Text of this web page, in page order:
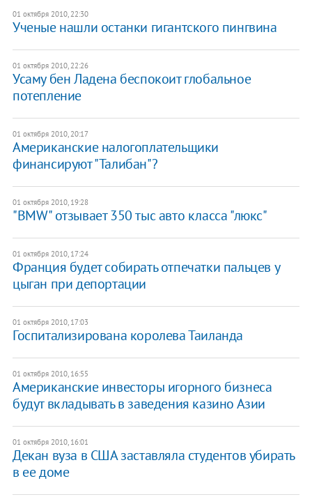
01 октября 2010, 22:30
Ученые нашли останки гигантского пингвина
01 октября 2010, 22:26
Усаму бен Ладена беспокоит глобальное
потепление
01 октября 2010, 20:17
Американские налогоплательщики
финансируют "Талибан"?
01 октября 2010, 19:28
"BMW" отзывает 350 тыс авто класса "люкс"
01 октября 2010, 17:24
Франция будет собирать отпечатки пальцев у
цыган при депортации
01 октября 2010, 17:03
Госпитализирована королева Таиланда
01 октября 2010, 16:55
Американские инвесторы игорного бизнеса
будут вкладывать в заведения казино Азии
01 октября 2010, 16:01
Декан вуза в США заставляла студентов убирать
в ее доме